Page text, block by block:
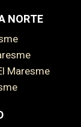
NORTE
Maresme